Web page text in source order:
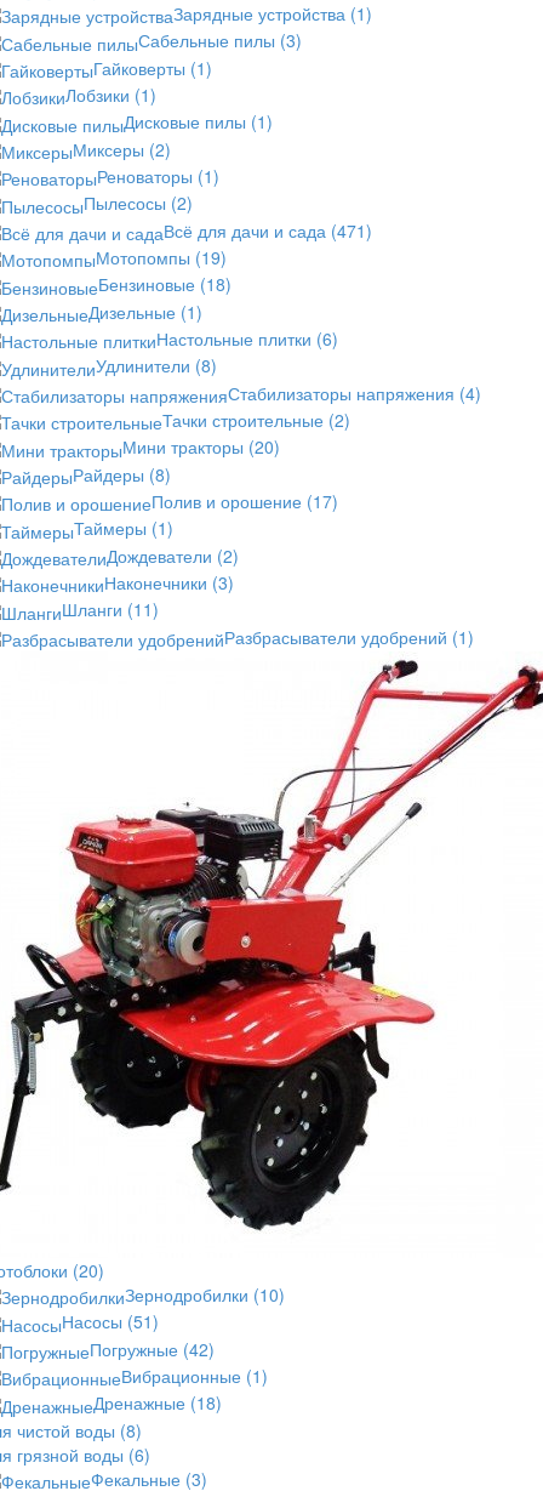
Зарядные устройства (1)
Сабельные пилы (3)
Гайковерты (1)
Лобзики (1)
Дисковые пилы (1)
Миксеры (2)
Реноваторы (1)
Пылесосы (2)
Всё для дачи и сада (471)
Мотопомпы (19)
Бензиновые (18)
Дизельные (1)
Настольные плитки (6)
Удлинители (8)
Стабилизаторы напряжения (4)
Тачки строительные (2)
Мини тракторы (20)
Райдеры (8)
Полив и орошение (17)
Таймеры (1)
Дождеватели (2)
Наконечники (3)
Шланги (11)
Разбрасыватели удобрений (1)
(20)
Зернодробилки (10)
Насосы (51)
Погружные (42)
Вибрационные (1)
Дренажные (18)
чистой воды (8)
грязной воды (6)
Фекальные (3)